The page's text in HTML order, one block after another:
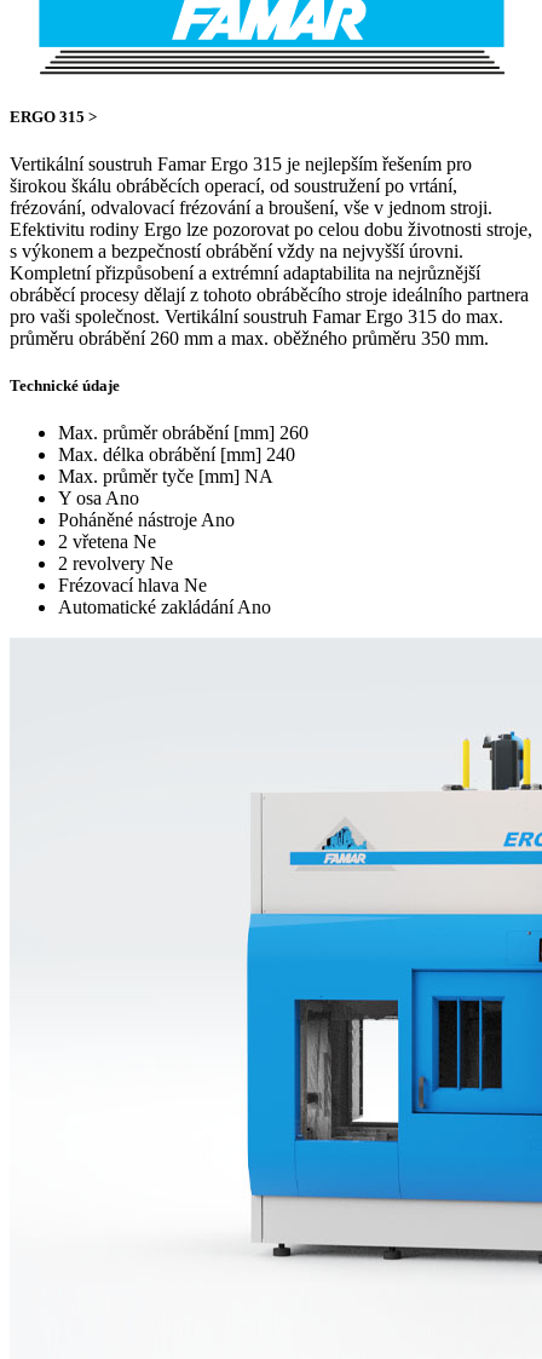
ERGO 315 >
Vertikální soustruh Famar Ergo 315 je nejlepším řešením pro
širokou škálu obráběcích operací, od soustružení po vrtání,
frézování, odvalovací frézování a broušení, vše v jednom stroji.
Efektivitu rodiny Ergo lze pozorovat po celou dobu životnosti stroje,
s výkonem a bezpečností obrábění vždy na nejvyšší úrovni.
Kompletní přizpůsobení a extrémní adaptabilita na nejrůznější
obráběcí procesy dělají z tohoto obráběcího stroje ideálního partnera
pro vaši společnost. Vertikální soustruh Famar Ergo 315 do max.
průměru obrábění 260 mm a max. oběžného průměru 350 mm.
Technické údaje
Max. průměr obrábění [mm] 260
Max. délka obrábění [mm] 240
Max. průměr tyče [mm] NA
Y osa Ano
Poháněné nástroje Ano
2 vřetena Ne
2 revolvery Ne
Frézovací hlava Ne
Automatické zakládání Ano